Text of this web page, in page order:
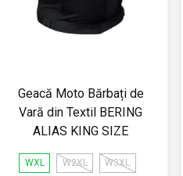
Geacă Moto Bărbați de
Vară din Textil BERING
ALIAS KING SIZE
WXL W2XL W3XL